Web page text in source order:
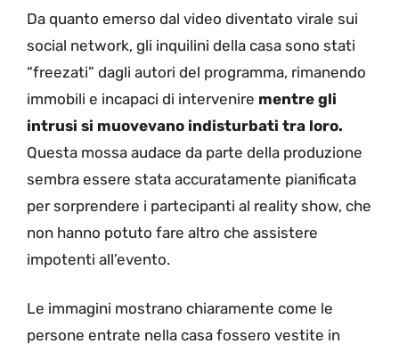
Da quanto emerso dal video diventato virale sui
social network, gli inquilini della casa sono stati
“freezati” dagli autori del programma, rimanendo
immobili e incapaci di intervenire mentre gli
intrusi si muovevano indisturbati tra loro.
Questa mossa audace da parte della produzione
sembra essere stata accuratamente pianificata
per sorprendere i partecipanti al reality show, che
non hanno potuto fare altro che assistere
impotenti all’evento.
Le immagini mostrano chiaramente come le
persone entrate nella casa fossero vestite in